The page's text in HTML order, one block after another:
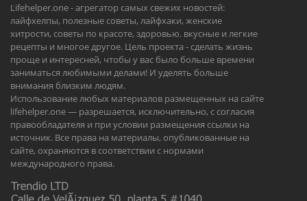
Lifehelper.one - агрегатор самых свежих новостей:
лайфхелпы, полезные советы, лайфхаки, женские
хитрости, советы по красоте, здоровью. вкусные и легкие
рецепты и многое другое. Цель проекта - сделать жизнь
проще и интересней, чтобы у вас было больше времени
заниматься любимыми делами! И уделять больше
внимания близким людям.
Использование любых материалов размещенных на сайте
lifehelper.one — разрешается, исключительно, с согласия
правообладателя и при условии размещения ссылки на
источник. Все права на материалы, опубликованные на
сайте, охраняются в соответствии с нормами
международного права.